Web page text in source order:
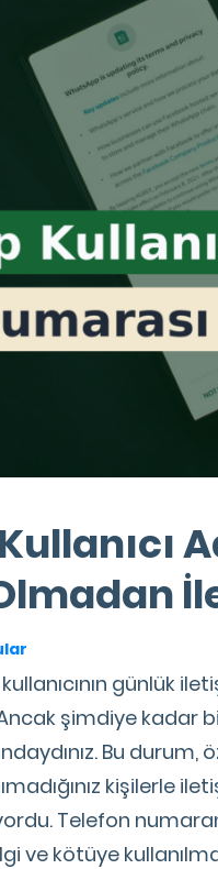
günlük
şimdiye kadar
Bu durum,
kişilerle
Telefon
ve kötüye